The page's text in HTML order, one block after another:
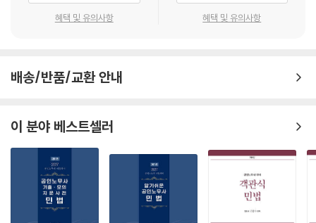
제13절 조합 498
제4장 부당이득 516
제5장 불법행위책임 525
2) ‘참고’ 코너를 통해 보충 이론을 함께 학습할 수 있습니다.
1. 본 교재 인강(할인쿠폰 수록)
2. 해커스노무사 무료 특강
혜택 및 유의사항 혜택 및 유의사항
배송/반품/교환 안내
이 분야 베스트셀러